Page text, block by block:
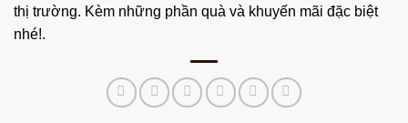
thị trường. Kèm những phần quà và khuyến mãi đặc biệt
nhé!.